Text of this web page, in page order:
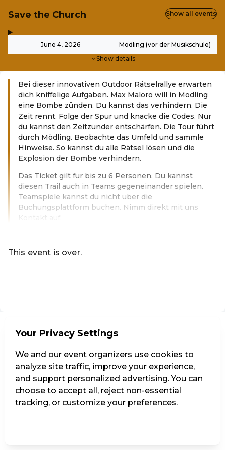
Save the Church
June 4, 2026 Mödling (vor der Musikschule)
Show details
Show all events
Bei dieser innovativen Outdoor Rätselrallye erwarten
dich kniffelige Aufgaben. Max Maloro will in Mödling
eine Bombe zünden. Du kannst das verhindern. Die
Zeit rennt. Folge der Spur und knacke die Codes. Nur
du kannst den Zeitzünder entschärfen. Die Tour führt
durch Mödling. Beobachte das Umfeld und sammle
Hinweise. So kannst du alle Rätsel lösen und die
Explosion der Bombe verhindern.
Das Ticket gilt für bis zu 6 Personen. Du kannst
diesen Trail auch in Teams gegeneinander spielen.
Teamspiele kannst du nicht über die
Buchungsplattform buchen. Nimm direkt mit uns
Kontakt auf.
This event is over.
Your Privacy Settings
We and our event organizers use cookies to
analyze site traffic, improve your experience,
and support personalized advertising. You can
choose to accept all, reject non-essential
tracking, or customize your preferences.